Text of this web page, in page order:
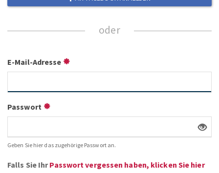
E-Mail-Adresse
Passwort
Geben Sie hier das zugehörige Passwort an.
Falls Sie IhrPasswort vergessen haben, klicken Sie hier